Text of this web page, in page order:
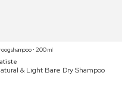
⋅ 200 ml
& Light Bare Dry Shampoo